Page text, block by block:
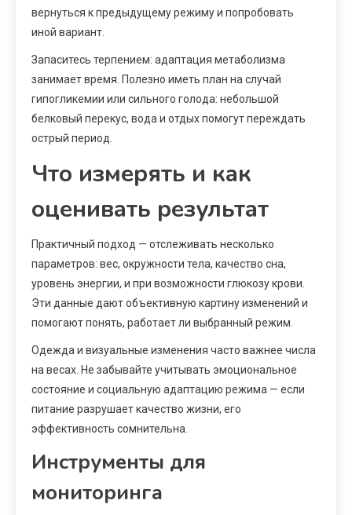
вернуться к предыдущему режиму и попробовать
иной вариант.
Запаситесь терпением: адаптация метаболизма
занимает время. Полезно иметь план на случай
гипогликемии или сильного голода: небольшой
белковый перекус, вода и отдых помогут переждать
острый период.
Что измерять и как
оценивать результат
Практичный подход — отслеживать несколько
параметров: вес, окружности тела, качество сна,
уровень энергии, и при возможности глюкозу крови.
Эти данные дают объективную картину изменений и
помогают понять, работает ли выбранный режим.
Одежда и визуальные изменения часто важнее числа
на весах. Не забывайте учитывать эмоциональное
состояние и социальную адаптацию режима — если
питание разрушает качество жизни, его
эффективность сомнительна.
Инструменты для
мониторинга